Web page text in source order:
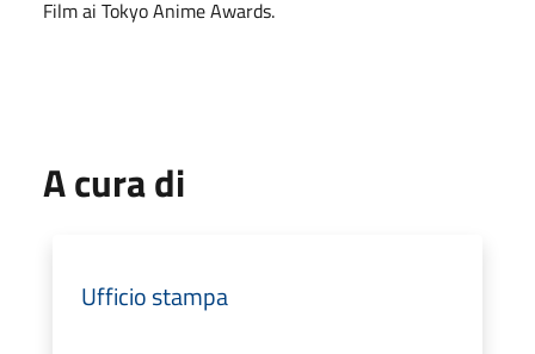
Film ai Tokyo Anime Awards.
A cura di
Ufficio stampa